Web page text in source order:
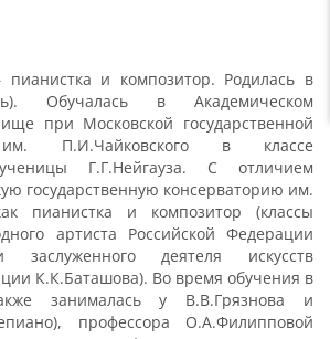
и композитор. Родилась в
Обучалась в Академическом
при Московской государственной
им. П.И.Чайковского в классе
Г.Г.Нейгауза. С отличием
государственную консерваторию им.
пианистка и композитор (классы
артиста Российской Федерации
деятеля искусств
К.К.Баташова). Во время обучения в
занималась у В.В.Грязнова и
профессора О.А.Филипповой